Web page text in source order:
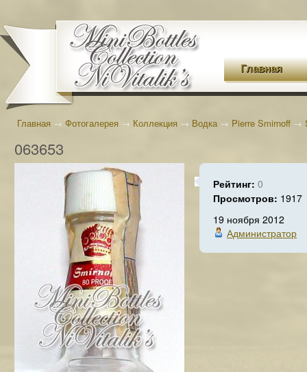
Главная
Главная → Фотогалерея → Коллекция → Водка→ Pierre Smirnoff →
063653
Рейтинг: 0
Просмотров: 1917
19 ноября 2012
Администратор